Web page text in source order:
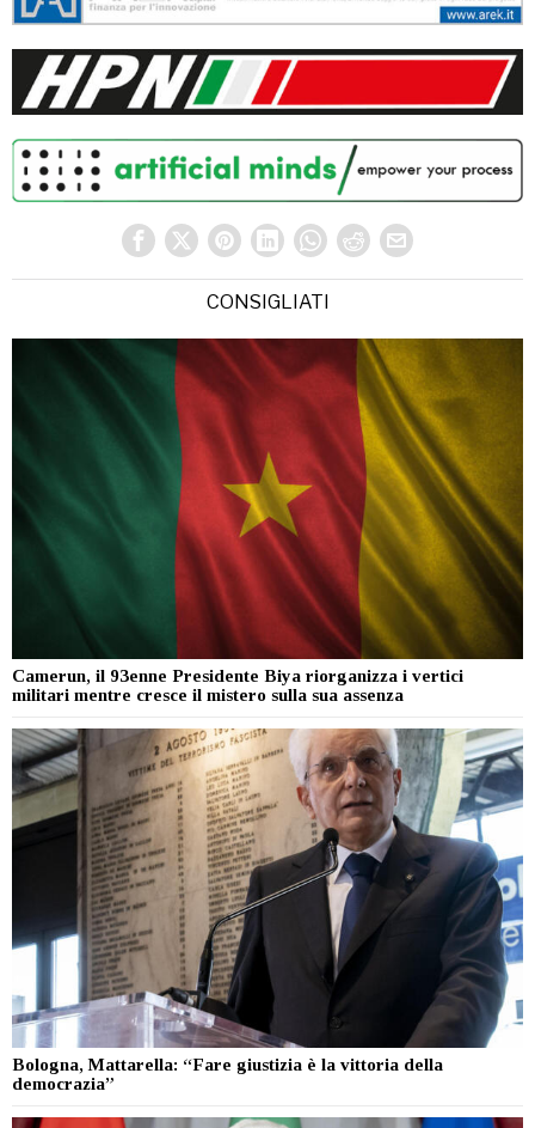
CONSIGLIATI
Camerun, il 93enne Presidente Biya riorganizza i vertici
militari mentre cresce il mistero sulla sua assenza
Bologna, Mattarella: “Fare giustizia è la vittoria della
democrazia”